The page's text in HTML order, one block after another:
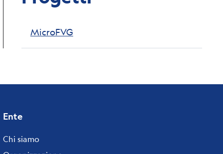
MicroFVG
Footer
menu
Ente
Chi siamo